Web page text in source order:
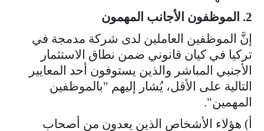
2. الموظفون الأجانب المهمون
إنَّ الموظفين العاملين لدى شركة مدمجة في
تركيا في كيان قانوني ضمن نطاق الاستثمار
الأجنبي المباشر والذين يستوفون أحد المعايير
التالية على الأقل، يُشار إليهم "بالموظفين
المهمين".
أ) هؤلاء الأشخاص الذين يعدون من أصحاب